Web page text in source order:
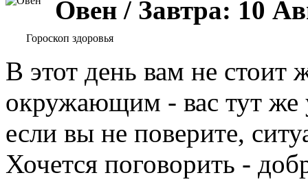
Овен / Завтра: 10
Гороскоп здоровья
В этот день вам не стоит
окружающим - вас тут же
если вы не поверите,
Хочется поговорить -